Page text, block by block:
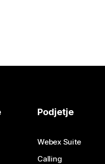
Podjetje
Webex Suite
Calling